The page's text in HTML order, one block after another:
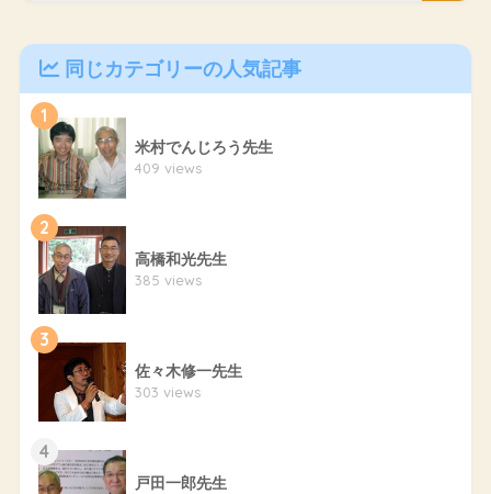
同じカテゴリーの人気記事
1
米村でんじろう先生
409 views
2
高橋和光先生
385 views
3
佐々木修一先生
303 views
4
戸田一郎先生